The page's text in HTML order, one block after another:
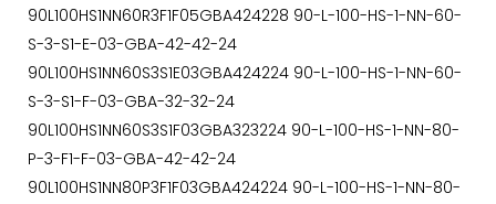
90L100HS1NN60R3F1F05GBA424228 90-L-100-HS-1-NN-60-
S-3-S1-E-03-GBA-42-42-24
90L100HS1NN60S3S1E03GBA424224 90-L-100-HS-1-NN-60-
S-3-S1-F-03-GBA-32-32-24
90L100HS1NN60S3S1F03GBA323224 90-L-100-HS-1-NN-80-
P-3-F1-F-03-GBA-42-42-24
90L100HS1NN80P3F1F03GBA424224 90-L-100-HS-1-NN-80-